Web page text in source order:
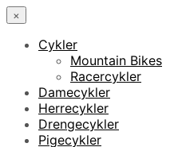
×
Cykler
Mountain Bikes
Racercykler
Damecykler
Herrecykler
Drengecykler
Pigecykler